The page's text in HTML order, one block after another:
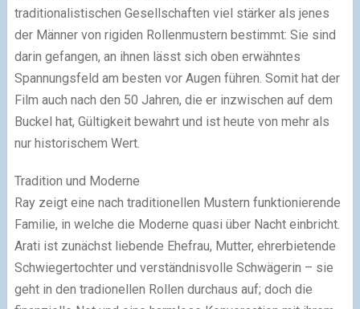
traditionalistischen Gesellschaften viel stärker als jenes
der Männer von rigiden Rollenmustern bestimmt: Sie sind
darin gefangen, an ihnen lässt sich oben erwähntes
Spannungsfeld am besten vor Augen führen. Somit hat der
Film auch nach den 50 Jahren, die er inzwischen auf dem
Buckel hat, Gültigkeit bewahrt und ist heute von mehr als
nur historischem Wert.
Tradition und Moderne
Ray zeigt eine nach traditionellen Mustern funktionierende
Familie, in welche die Moderne quasi über Nacht einbricht.
Arati ist zunächst liebende Ehefrau, Mutter, ehrerbietende
Schwiegertochter und verständnisvolle Schwägerin – sie
geht in den tradionellen Rollen durchaus auf; doch die